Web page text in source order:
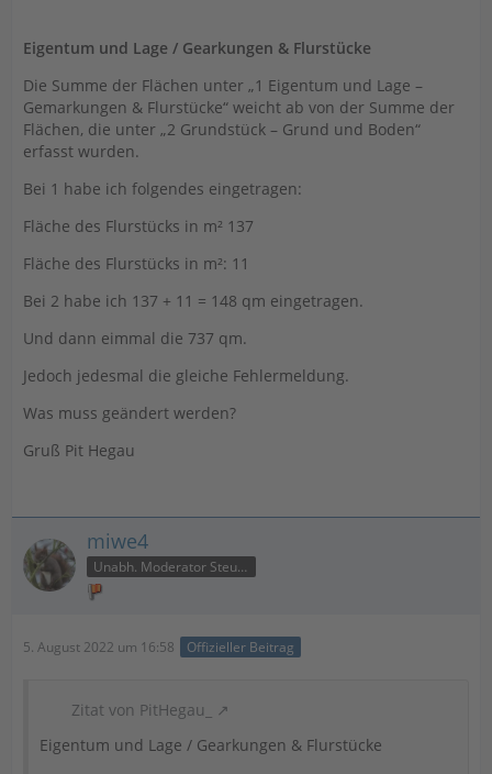
Eigentum und Lage / Gearkungen & Flurstücke
Die Summe der Flächen unter „1 Eigentum und Lage –
Gemarkungen & Flurstücke“ weicht ab von der Summe der
Flächen, die unter „2 Grundstück – Grund und Boden“
erfasst wurden.
Bei 1 habe ich folgendes eingetragen:
Fläche des Flurstücks in m² 137
Fläche des Flurstücks in m²: 11
Bei 2 habe ich 137 + 11 = 148 qm eingetragen.
Und dann eimmal die 737 qm.
Jedoch jedesmal die gleiche Fehlermeldung.
Was muss geändert werden?
Gruß Pit Hegau
miwe4
Unabh. Moderator Steuer
5. August 2022 um 16:58 Offizieller Beitrag
Zitat von PitHegau_
Eigentum und Lage / Gearkungen & Flurstücke